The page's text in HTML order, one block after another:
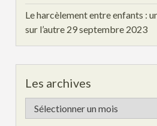
Le harcèlement entre enfants :
sur l’autre 29 septembre 2023
Les archives
Les
archives